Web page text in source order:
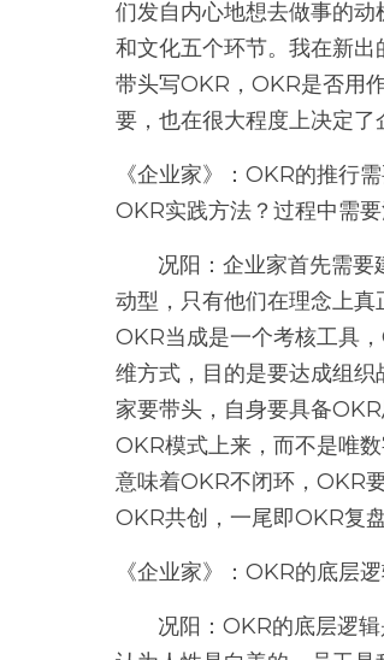
们发自内心地想去做事的
和文化五个环节。我在新
带头写OKR，OKR是否用
要，也在很大程度上决定了
《企业家》：OKR的推行
OKR实践方法？过程中需
动型，只有他们在理念上
OKR当成是一个考核工具
维方式，目的是要达成组
家要带头，自身要具备
OKR模式上来，而不是唯
意味着OKR不闭环，OKR
OKR共创，一尾即OKR复
《企业家》：OKR的底层